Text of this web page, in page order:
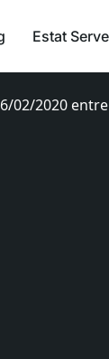
Estat
02/2020